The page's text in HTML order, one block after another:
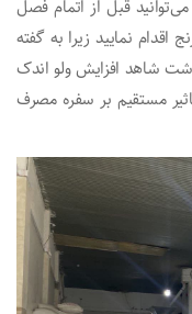
قبل از اتمام فصل
نمایید زیرا به گفته
شاهد افزایش ولو اندک
مستقیم بر سفره مصرف